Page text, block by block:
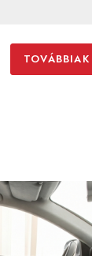
TOVÁBBIAK